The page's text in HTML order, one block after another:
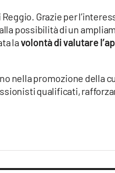
Grazie per
possibilità di un
lavolontà di valutare
nella promozione della
qualificati,